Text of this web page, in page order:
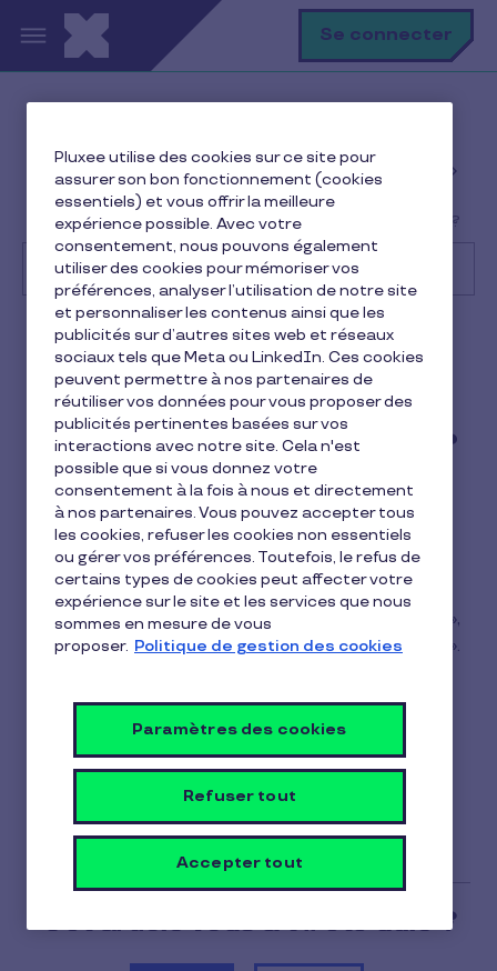
Aller au contenu principal Se connecter
Gestion des avantages et commandes des
employés
Où consulter les montants distribués par bénéficiaire ?
Recherche
Client Pluxee Cadeaux
Où consulter les montants
distribués par bénéficiaire ?
1 min de lecture 11 février 2026
lecture
Pour connaître le solde de vos bénéficiaires :
-Rendez-vous dans la rubrique «Avantages» de
votre espace client,
-Cliquez sur l'onglet «Suivi de consommations
»,
-Sélectionnez «Télécharger les informations ».
Un fichier PDF se téléchargera, présentant pour
chaque bénéficiaire :
-Les montants distribués,
-Le solde utilisé,
Pluxee utilise des cookies sur ce site pour
assurer son bon fonctionnement (cookies
essentiels) et vous offrir la meilleure
expérience possible. Avec votre
consentement, nous pouvons également
utiliser des cookies pour mémoriser vos
préférences, analyser l’utilisation de notre site
et personnaliser les contenus ainsi que les
publicités sur d’autres sites web et réseaux
sociaux tels que Meta ou LinkedIn. Ces cookies
peuvent permettre à nos partenaires de
réutiliser vos données pour vous proposer des
publicités pertinentes basées sur vos
interactions avec notre site. Cela n'est
possible que si vous donnez votre
consentement à la fois à nous et directement
à nos partenaires. Vous pouvez accepter tous
les cookies, refuser les cookies non essentiels
ou gérer vos préférences. Toutefois, le refus de
certains types de cookies peut affecter votre
expérience sur le site et les services que nous
sommes en mesure de vous
proposer. Politique de gestion des cookies
Paramètres des cookies
Refuser tout
Accepter tout